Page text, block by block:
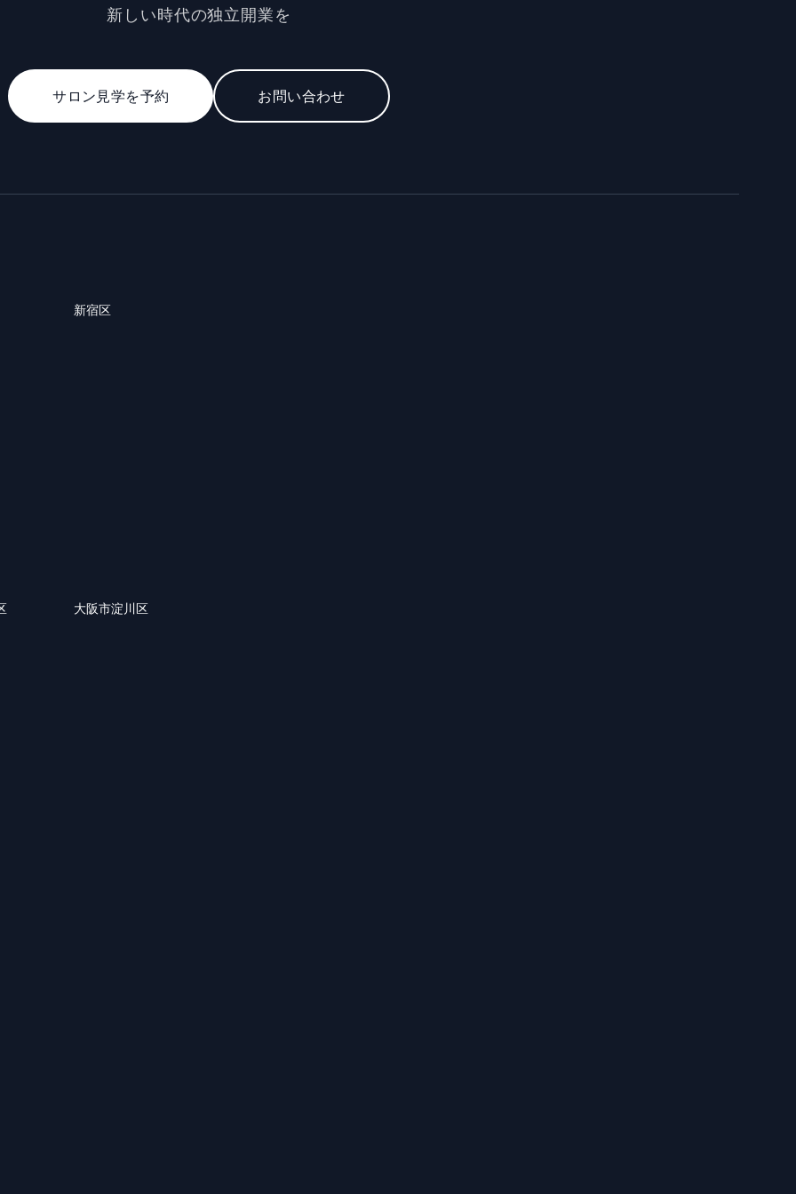
新しい時代の独立開業を
サロン見学を予約 お問い合わせ
新宿区
大阪市淀川区